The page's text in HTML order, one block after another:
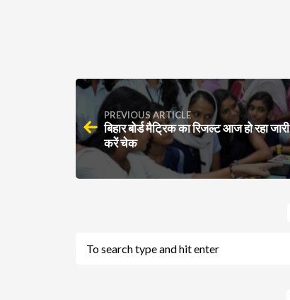
PREVIOUS ARTICLE
बिहार बोर्ड मैट्रिक का रिजल्ट आज हो रहा
करें चेक